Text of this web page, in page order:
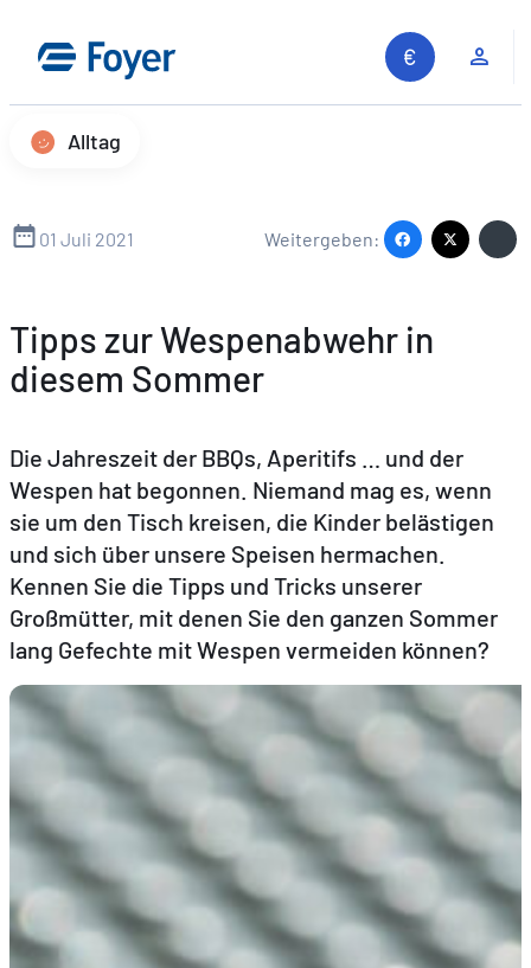
Inhalt
springen
Auf unserer Website suchen
DEFR EN
Alltag
01 Juli 2021 Weitergeben:
Tipps zur Wespenabwehr in
diesem Sommer
Die Jahreszeit der BBQs, Aperitifs … und der
Wespen hat begonnen. Niemand mag es, wenn
sie um den Tisch kreisen, die Kinder belästigen
und sich über unsere Speisen hermachen.
Kennen Sie die Tipps und Tricks unserer
Großmütter, mit denen Sie den ganzen Sommer
lang Gefechte mit Wespen vermeiden können?